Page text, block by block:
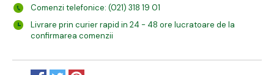
Comenzi telefonice: (021) 318 19 01
Livrare prin curier rapid in 24 - 48 ore lucratoare de la
confirmarea comenzii